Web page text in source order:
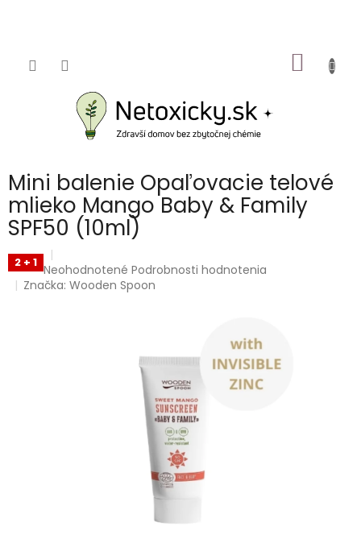
KOŠÍK
Mini balenie Opaľovacie telové
mlieko Mango Baby & Family
SPF50 (10ml)
2 + 1 Priemerné
hodnotenie
Neohodnotené Podrobnosti hodnotenia
Značka:Wooden Spoon